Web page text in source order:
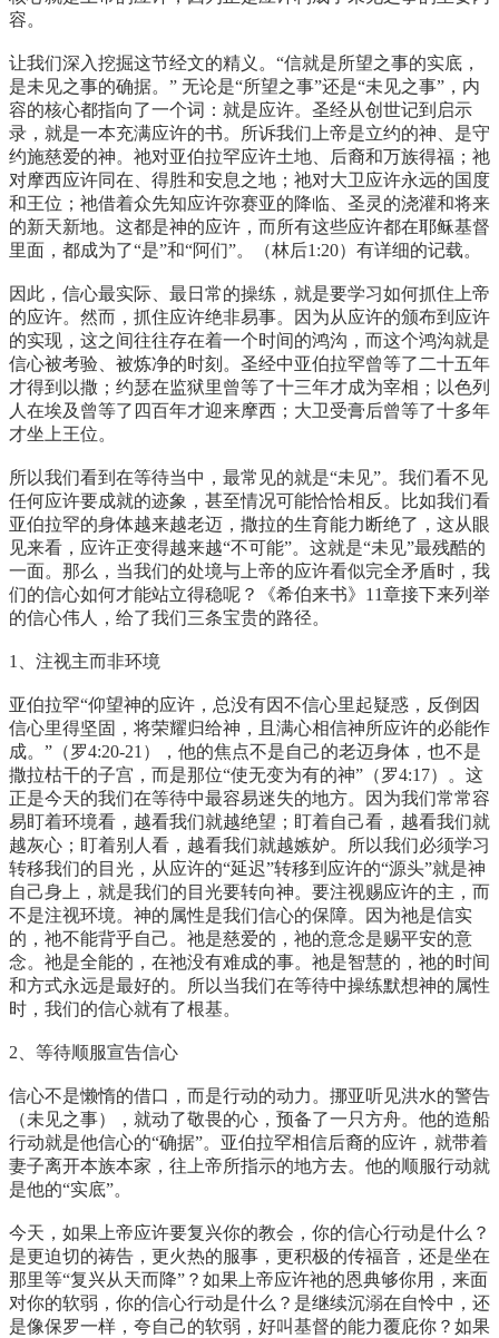
容。
让我们深入挖掘这节经文的精义。“信就是所望之事的实底，
是未见之事的确据。” 无论是“所望之事”还是“未见之事”，内
容的核心都指向了一个词：就是应许。圣经从创世记到启示
录，就是一本充满应许的书。所诉我们上帝是立约的神、是守
约施慈爱的神。祂对亚伯拉罕应许土地、后裔和万族得福；祂
对摩西应许同在、得胜和安息之地；祂对大卫应许永远的国度
和王位；祂借着众先知应许弥赛亚的降临、圣灵的浇灌和将来
的新天新地。这都是神的应许，而所有这些应许都在耶稣基督
里面，都成为了“是”和“阿们”。（林后1:20）有详细的记载。
因此，信心最实际、最日常的操练，就是要学习如何抓住上帝
的应许。然而，抓住应许绝非易事。因为从应许的颁布到应许
的实现，这之间往往存在着一个时间的鸿沟，而这个鸿沟就是
信心被考验、被炼净的时刻。圣经中亚伯拉罕曾等了二十五年
才得到以撒；约瑟在监狱里曾等了十三年才成为宰相；以色列
人在埃及曾等了四百年才迎来摩西；大卫受膏后曾等了十多年
才坐上王位。
所以我们看到在等待当中，最常见的就是“未见”。我们看不见
任何应许要成就的迹象，甚至情况可能恰恰相反。比如我们看
亚伯拉罕的身体越来越老迈，撒拉的生育能力断绝了，这从眼
见来看，应许正变得越来越“不可能”。这就是“未见”最残酷的
一面。那么，当我们的处境与上帝的应许看似完全矛盾时，我
们的信心如何才能站立得稳呢？《希伯来书》11章接下来列举
的信心伟人，给了我们三条宝贵的路径。
1、注视主而非环境
亚伯拉罕“仰望神的应许，总没有因不信心里起疑惑，反倒因
信心里得坚固，将荣耀归给神，且满心相信神所应许的必能作
成。”（罗4:20-21），他的焦点不是自己的老迈身体，也不是
撒拉枯干的子宫，而是那位“使无变为有的神”（罗4:17）。这
正是今天的我们在等待中最容易迷失的地方。因为我们常常容
易盯着环境看，越看我们就越绝望；盯着自己看，越看我们就
越灰心；盯着别人看，越看我们就越嫉妒。所以我们必须学习
转移我们的目光，从应许的“延迟”转移到应许的“源头”就是神
自己身上，就是我们的目光要转向神。要注视赐应许的主，而
不是注视环境。神的属性是我们信心的保障。因为祂是信实
的，祂不能背乎自己。祂是慈爱的，祂的意念是赐平安的意
念。祂是全能的，在祂没有难成的事。祂是智慧的，祂的时间
和方式永远是最好的。所以当我们在等待中操练默想神的属性
时，我们的信心就有了根基。
2、等待顺服宣告信心
信心不是懒惰的借口，而是行动的动力。挪亚听见洪水的警告
（未见之事），就动了敬畏的心，预备了一只方舟。他的造船
行动就是他信心的“确据”。亚伯拉罕相信后裔的应许，就带着
妻子离开本族本家，往上帝所指示的地方去。他的顺服行动就
是他的“实底”。
今天，如果上帝应许要复兴你的教会，你的信心行动是什么？
是更迫切的祷告，更火热的服事，更积极的传福音，还是坐在
那里等“复兴从天而降”？如果上帝应许祂的恩典够你用，来面
对你的软弱，你的信心行动是什么？是继续沉溺在自怜中，还
是像保罗一样，夸自己的软弱，好叫基督的能力覆庇你？如果